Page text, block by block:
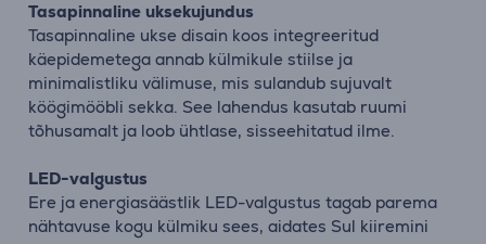
Tasapinnaline uksekujundus
Tasapinnaline ukse disain koos integreeritud
käepidemetega annab külmikule stiilse ja
minimalistliku välimuse, mis sulandub sujuvalt
köögimööbli sekka. See lahendus kasutab ruumi
tõhusamalt ja loob ühtlase, sisseehitatud ilme.
LED-valgustus
Ere ja energiasäästlik LED-valgustus tagab parema
nähtavuse kogu külmiku sees, aidates Sul kiiremini